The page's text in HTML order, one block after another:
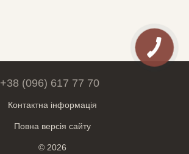
+38 (096) 617 77 70
Контактна інформація
Повна версія сайту
© 2026